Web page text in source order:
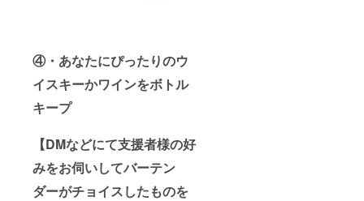
④・あなたにぴったりのウ
イスキーかワインをボトル
キープ
【DMなどにて支援者様の好
みをお伺いしてバーテン
ダーがチョイスしたものを